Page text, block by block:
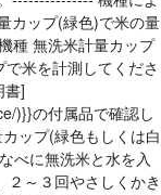
カップ(緑色)で米の量
種 無洗米計量カップ
米を計測してくださ
書]
)}}の付属品で確認し
ップ(緑色もしくは白
べに無洗米と水を入
～３回やさしくかき